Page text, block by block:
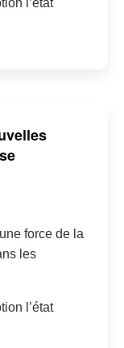
l’état
force de la
les
l’état